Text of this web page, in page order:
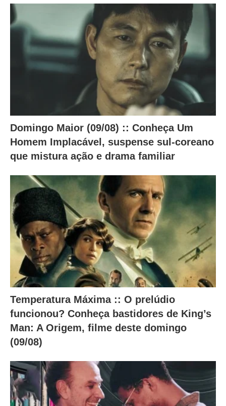
c
d
o
a
b
a
x
o
Domingo Maior (09/08) :: Conheça Um
Homem Implacável, suspense sul-coreano
que mistura ação e drama familiar
Temperatura Máxima :: O prelúdio
funcionou? Conheça bastidores de King’s
Man: A Origem, filme deste domingo
(09/08)